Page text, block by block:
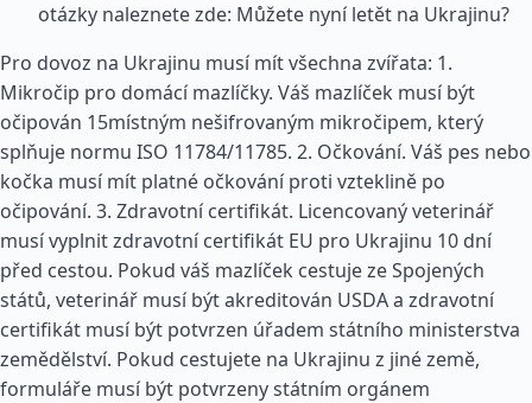
otázky naleznete zde: Můžete nyní letět na Ukrajinu?
Pro dovoz na Ukrajinu musí mít všechna zvířata: 1.
Mikročip pro domácí mazlíčky. Váš mazlíček musí být
očipován 15místným nešifrovaným mikročipem, který
splňuje normu ISO 11784/11785. 2. Očkování. Váš pes nebo
kočka musí mít platné očkování proti vzteklině po
očipování. 3. Zdravotní certifikát. Licencovaný veterinář
musí vyplnit zdravotní certifikát EU pro Ukrajinu 10 dní
před cestou. Pokud váš mazlíček cestuje ze Spojených
států, veterinář musí být akreditován USDA a zdravotní
certifikát musí být potvrzen úřadem státního ministerstva
zemědělství. Pokud cestujete na Ukrajinu z jiné země,
formuláře musí být potvrzeny státním orgánem